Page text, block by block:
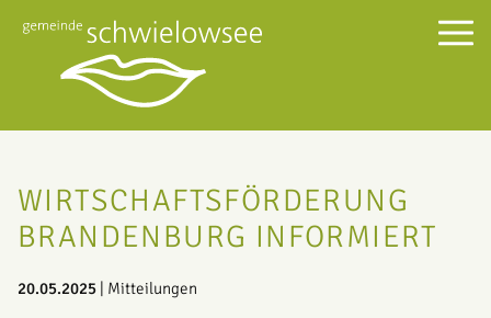
WIRTSCHAFTSFÖRDERUNG
BRANDENBURG INFORMIERT
20.05.2025 | Mitteilungen